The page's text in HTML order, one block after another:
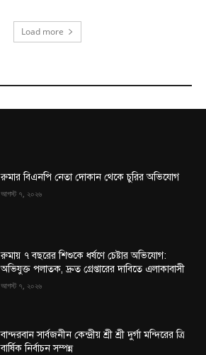
Load more
রুমার বিএনপি নেতা দোকান থেকে চুরির অভিযোগ
আগস্ট ৭, ২০২৬
রুমায় ৭ বছরের শিশুকে ধর্ষণে চেষ্টার অভিযোগ:
অভিযুক্ত পলাতক, দ্রুত গ্রেপ্তারের দাবিতে এলাকাবাসী
আগস্ট ৭, ২০২৬
বান্দরবান সার্বজনীন কেন্দ্রীয় শ্রী শ্রী দুর্গা মন্দিরের ত্রি
বার্ষিক নির্বাচন সম্পন্ন